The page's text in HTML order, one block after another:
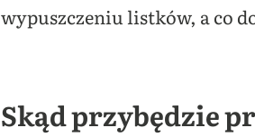
wypuszczeniu listków, a co
Skąd przybędzie